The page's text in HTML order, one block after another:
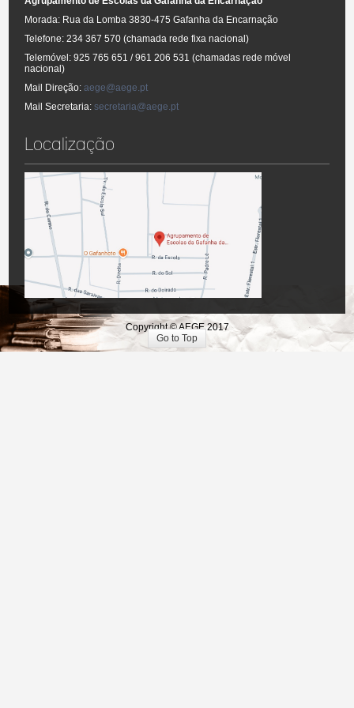
Morada: Rua da Lomba 3830-475 Gafanha da Encarnação
Telefone: 234 367 570 (chamada rede fixa nacional)
Telemóvel: 925 765 651 / 961 206 531 (chamadas rede móvel
nacional)
Mail Direção:aege@aege.pt
Mail Secretaria:secretaria@aege.pt
Localização
Copyright © AEGE 2017
Go to Top